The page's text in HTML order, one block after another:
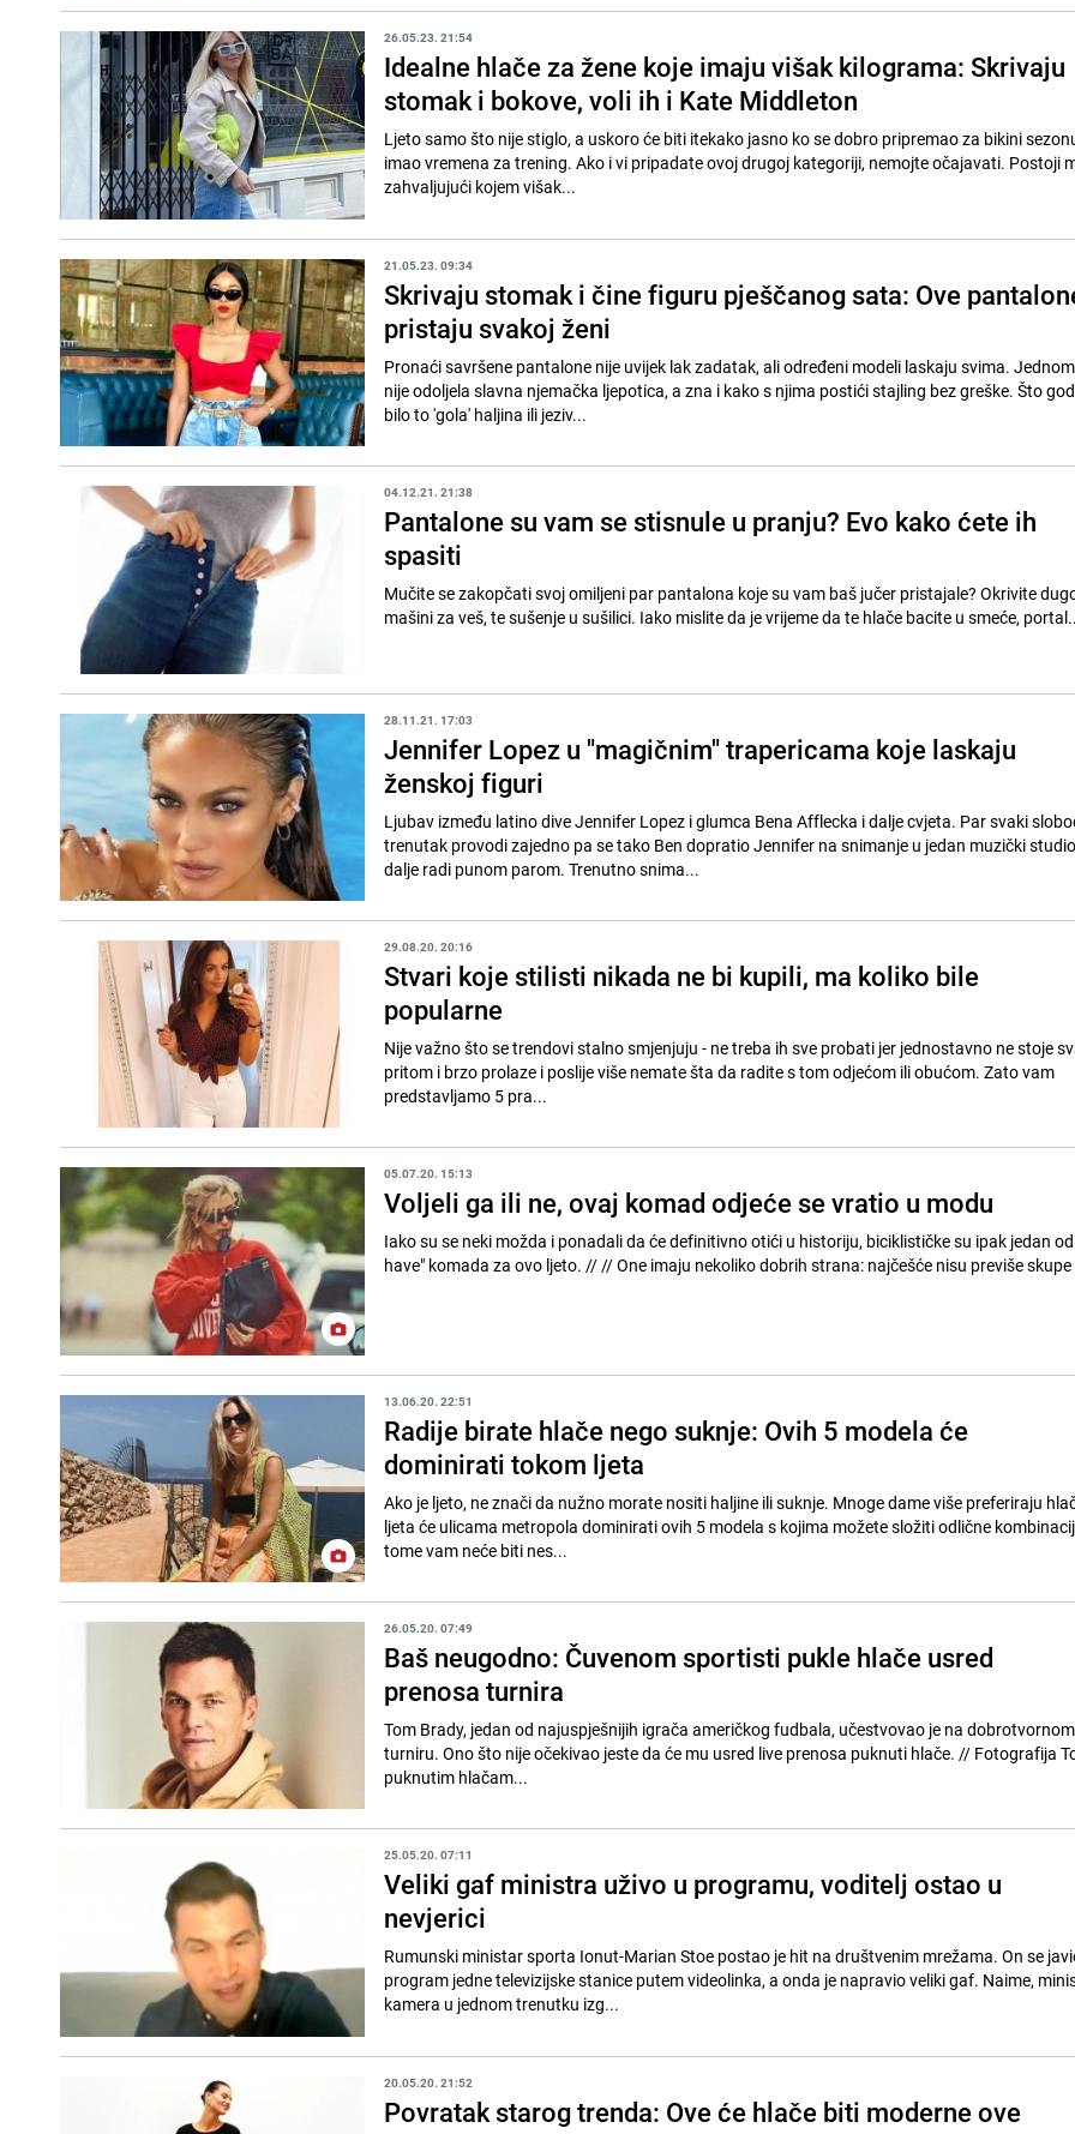
26.05.23. 21:54
Idealne hlače za žene koje imaju višak kilograma: Skrivaju
stomak i bokove, voli ih i Kate Middleton
Ljeto samo što nije stiglo, a uskoro će biti itekako jasno ko se dobro pripremao za bikini
imao vremena za trening. Ako i vi pripadate ovoj drugoj kategoriji, nemojte očajavati. Postoji
zahvaljujući kojem višak...
21.05.23. 09:34
Skrivaju stomak i čine figuru pješčanog sata: Ove
pristaju svakoj ženi
Pronaći savršene pantalone nije uvijek lak zadatak, ali određeni modeli laskaju svima.
nije odoljela slavna njemačka ljepotica, a zna i kako s njima postići stajling bez greške. Što
bilo to 'gola' haljina ili jeziv...
04.12.21. 21:38
Pantalone su vam se stisnule u pranju? Evo kako ćete ih
spasiti
Mučite se zakopčati svoj omiljeni par pantalona koje su vam baš jučer pristajale? Okrivite
mašini za veš, te sušenje u sušilici. Iako mislite da je vrijeme da te hlače bacite u smeće,
28.11.21. 17:03
Jennifer Lopez u "magičnim" trapericama koje laskaju
ženskoj figuri
Ljubav između latino dive Jennifer Lopez i glumca Bena Afflecka i dalje cvjeta. Par svaki
trenutak provodi zajedno pa se tako Ben dopratio Jennifer na snimanje u jedan muzički
dalje radi punom parom. Trenutno snima...
29.08.20. 20:16
Stvari koje stilisti nikada ne bi kupili, ma koliko bile
popularne
Nije važno što se trendovi stalno smjenjuju - ne treba ih sve probati jer jednostavno ne stoje
pritom i brzo prolaze i poslije više nemate šta da radite s tom odjećom ili obućom. Zato vam
predstavljamo 5 pra...
05.07.20. 15:13
Voljeli ga ili ne, ovaj komad odjeće se vratio u modu
Iako su se neki možda i ponadali da će definitivno otići u historiju, biciklističke su ipak jedan
have" komada za ovo ljeto. // // One imaju nekoliko dobrih strana: najčešće nisu previše
13.06.20. 22:51
Radije birate hlače nego suknje: Ovih 5 modela će
dominirati tokom ljeta
Ako je ljeto, ne znači da nužno morate nositi haljine ili suknje. Mnoge dame više preferiraju
ljeta će ulicama metropola dominirati ovih 5 modela s kojima možete složiti odlične
tome vam neće biti nes...
26.05.20. 07:49
Baš neugodno: Čuvenom sportisti pukle hlače usred
prenosa turnira
Tom Brady, jedan od najuspješnijih igrača američkog fudbala, učestvovao je na
turniru. Ono što nije očekivao jeste da će mu usred live prenosa puknuti hlače. // Fotografija Toma s
puknutim hlačam...
25.05.20. 07:11
Veliki gaf ministra uživo u programu, voditelj ostao u
nevjerici
Rumunski ministar sporta Ionut-Marian Stoe postao je hit na društvenim mrežama. On se
program jedne televizijske stanice putem videolinka, a onda je napravio veliki gaf. Naime,
kamera u jednom trenutku izg...
20.05.20. 21:52
Povratak starog trenda: Ove će hlače biti moderne ove